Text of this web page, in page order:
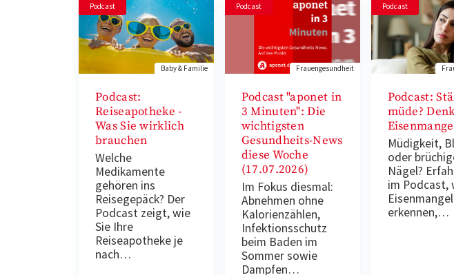
Podcast
Baby & Familie
Podcast:
Reiseapotheke -
Was Sie wirklich
brauchen
Welche
Medikamente
gehören ins
Reisegepäck? Der
Podcast zeigt, wie
Sie Ihre
Reiseapotheke je
nach…
Podcast
Frauengesundheit
Podcast "aponet in
3 Minuten": Die
wichtigsten
Gesundheits-News
diese Woche
(17.07.2026)
Im Fokus diesmal:
Abnehmen ohne
Kalorienzählen,
Infektionsschutz
beim Baden im
Sommer sowie
Dampfen…
Podcast
Podcast:
müde?
Müdigkeit,
oder
Nägel?
im Podcast,
Eisenmangel
erkennen,…